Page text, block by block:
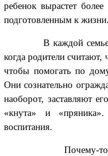
ребенок вырастет
подготовленным к жизни.
В каждой семье
когда родители
чтобы помогать по
Они сознательно
наоборот, заставляют
«кнута» и
воспитания.
Почему-то